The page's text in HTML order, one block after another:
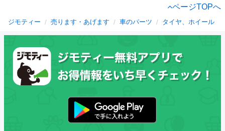
ページTOPへ
ジモティー 売ります・あげます 車のパーツ タイヤ、ホイール